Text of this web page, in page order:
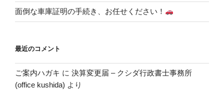
面倒な車庫証明の手続き、お任せください！
最近のコメント
ご案内ハガキ に 決算変更届 – クシダ行政書士事務所
(office kushida) より